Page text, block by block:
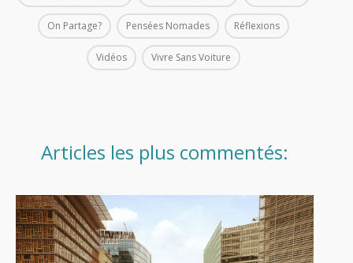
On Partage? Pensées Nomades Réflexions
Vidéos Vivre Sans Voiture
Articles les plus commentés: